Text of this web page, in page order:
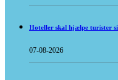
Hoteller skal hjælpe turister
07-08-2026